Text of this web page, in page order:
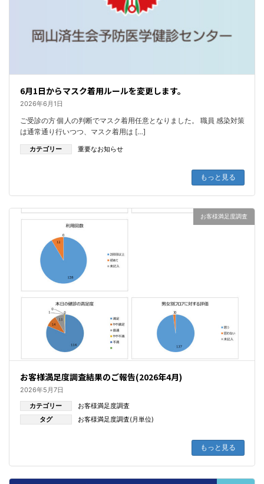
6月1日からマスク着用ルールを変更します。
2026年6月1日
ご受診の方 個人の判断でマスク着用任意となりました。 職員 感染対策
は通常通り行いつつ、マスク着用は […]
カテゴリー 重要なお知らせ
もっと見る
お客様満足度調査
お客様満足度調査結果のご報告(2026年4月)
2026年5月7日
カテゴリー
お客様満足度調査
タグ
お客様満足度調査(月単位)
もっと見る